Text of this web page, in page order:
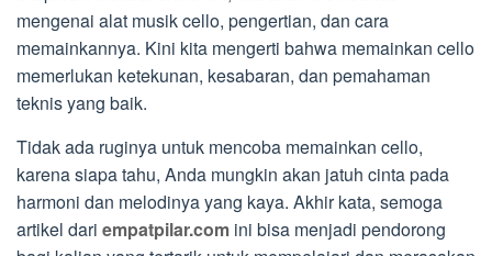
mengenai alat musik cello, pengertian, dan cara
memainkannya. Kini kita mengerti bahwa memainkan cello
memerlukan ketekunan, kesabaran, dan pemahaman
teknis yang baik.
Tidak ada ruginya untuk mencoba memainkan cello,
karena siapa tahu, Anda mungkin akan jatuh cinta pada
harmoni dan melodinya yang kaya. Akhir kata, semoga
artikel dari empatpilar.com ini bisa menjadi pendorong